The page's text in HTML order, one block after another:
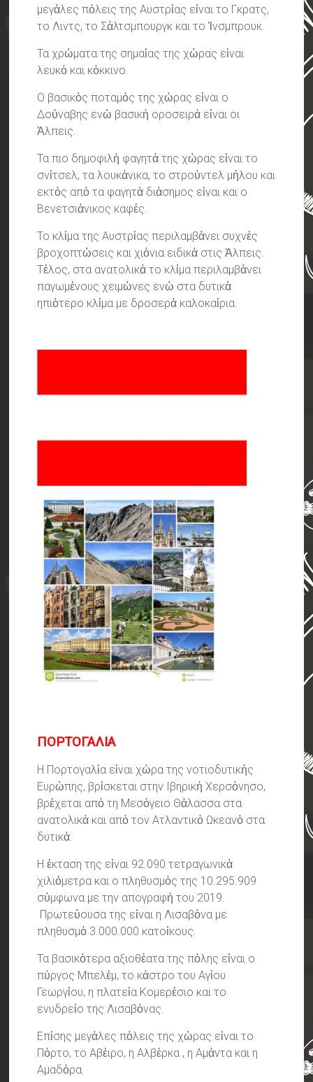
μεγἀλες πὀλεις της Αυστρἱας εἰναι το Γκρατς,
το Λιντς, το Σἀλτσμπουργκ και το Ἰνσμπρουκ.
Τα χρὠματα της σημαἰας της χὠρας εἱναι
λευκὀ και κὀκκινο.
Ο βασικὀς ποταμὀς της χὠρας εἱναι ο
Δοὐναβης ενὠ βασικἠ οροσειρἀ εἰναι οι
Ἀλπεις.
Τα πιο δημοφιλἠ φαγητἀ της χὠρας εἰναι το
σνἰτσελ, τα λουκἀνικα, το στροὐντελ μἠλου και
εκτὀς απὀ τα φαγητἀ διἀσημος εἰναι και ο
Βενετσιἀνικος καφἐς.
Το κλἰμα της Αυστρἰας περιλαμβἁνει συχνἐς
βροχοπτὠσεις και χιὀνια ειδικἀ στις Ἀλπεις.
Τἑλος, στα ανατολικἀ το κλἰμα περιλαμβἀνει
παγωμἐνους χειμὠνες ενὠ στα δυτικἁ
ηπιὀτερο κλἰμα με δροσερἀ καλοκαἰρια.
ΠΟΡΤΟΓΑΛΙΑ
Η Πορτογαλἰα εἱναι χὠρα της νοτιοδυτικἠς
Ευρὠπης, βρἱσκεται στην Ιβηρικἠ Χερσὀνησο,
βρἐχεται απὀ τη Μεσὀγειο Θἀλασσα στα
ανατολικἀ και απὀ τον Ατλαντικὀ Ωκεανὀ στα
δυτικἁ.
Η ἐκταση της εἰναι 92.090 τετραγωνικἀ
χιλιὀμετρα και ο πληθυσμὀς της 10.295.909
σὐμφωνα με την απογραφἠ του 2019.
Πρωτεὐουσα της εἰναι η Λισαβὁνα με
πληθυσμὀ 3.000.000 κατοἰκους.
Τα βασικὀτερα αξιοθἐατα της πὀλης εἱναι ο
πὐργος Μπελἐμ, το κἀστρο του Αγἰου
Γεωργἰου, η πλατεἰα Κομερἑσιο και το
ενυδρεἰο της Λισαβὀνας.
Επἰσης μεγἀλες πὀλεις της χὠρας εἰναι το
Πὀρτο, το Αβἐιρο, η Αλβἐρκα , η Αμἀντα και η
Αμαδὀρα.